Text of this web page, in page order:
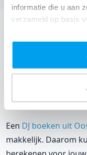
informatie die u aan
verzameld op basis
een reserve DJ. Wij
voordat je een DJ
natuurlijk weten
Een DJ boeken uit
makkelijk. Daarom